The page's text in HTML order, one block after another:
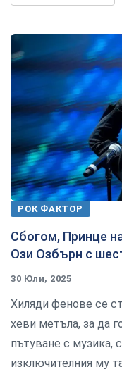
РОК ФАКТОР
Сбогом, Принце
Ози Озбърн с
30 Юли, 2025
Хиляди фенове се
хеви метъла, за да
пътуване с музика,
изключителния му